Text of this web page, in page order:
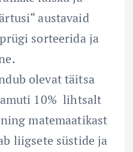
austavaid
sorteerida ja
olevat täitsa
10% lihtsalt
matemaatikast
liigsete süstide ja